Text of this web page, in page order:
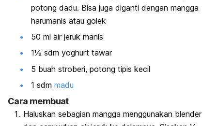
potong dadu. Bisa juga diganti dengan mangga
harumanis atau golek
50 ml air jeruk manis
1½ sdm yoghurt tawar
5 buah stroberi, potong tipis kecil
1 sdm madu
Cara membuat
Haluskan sebagian mangga menggunakan blender